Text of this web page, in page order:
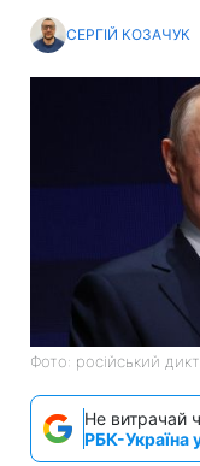
СЕРГІЙ КОЗАЧУК
Фото: російський
Не витрачай
РБК-Україна